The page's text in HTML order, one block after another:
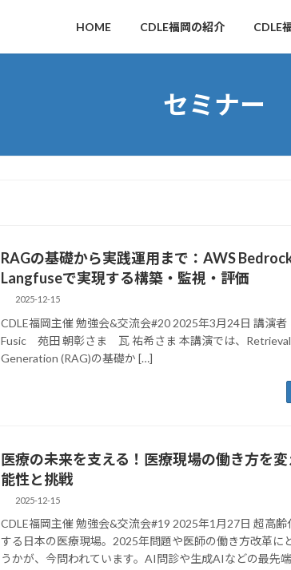
HOME CDLE福岡の紹介 CDLE
セミナー
RAGの基礎から実践運用まで：AWS
Langfuseで実現する構築・監視・評価
2025-12-15
CDLE福岡主催 勉強会&交流会#20 2025年3月24日 講演
Fusic 苑田 朝彰さま 瓦 祐希さま 本講演では、
Generation (RAG)の基礎か […]
医療の未来を支える！医療現場の働き方を
能性と挑戦
2025-12-15
CDLE福岡主催 勉強会&交流会#19 2025年1月27日 超高齢
する日本の医療現場。2025年問題や医師の働き方改革に
うかが、今問われています。AI問診や生成AIなどの最先